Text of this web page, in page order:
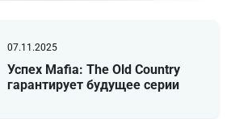
07.11.2025
Успех Mafia: The Old Country
гарантирует будущее серии